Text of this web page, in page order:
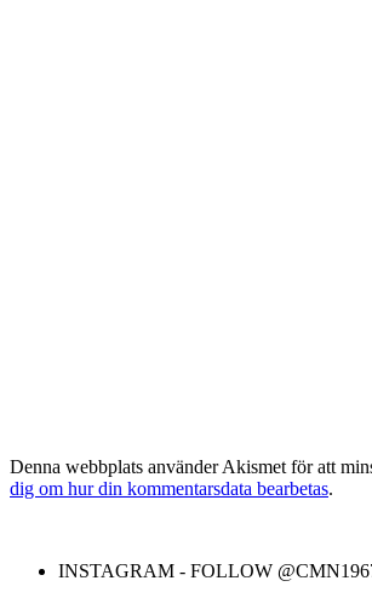
Denna webbplats använder Akismet för att
dig om hur din kommentarsdata bearbetas.
INSTAGRAM - FOLLOW